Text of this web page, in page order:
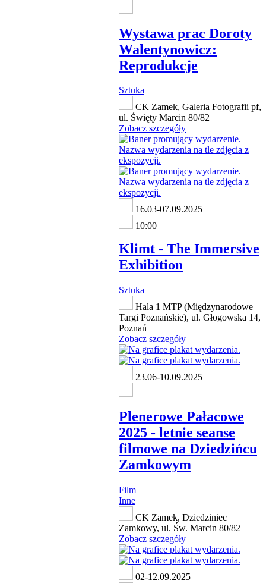
Wystawa prac Doroty
Walentynowicz:
Reprodukcje
Sztuka
CK Zamek, Galeria Fotografii pf,
ul. Święty Marcin 80/82
Zobacz szczegóły
16.03-07.09.2025
10:00
Klimt - The Immersive
Exhibition
Sztuka
Hala 1 MTP (Międzynarodowe
Targi Poznańskie), ul. Głogowska 14,
Poznań
Zobacz szczegóły
23.06-10.09.2025
Plenerowe Pałacowe
2025 - letnie seanse
filmowe na Dziedzińcu
Zamkowym
Film
Inne
CK Zamek, Dziedziniec
Zamkowy, ul. Św. Marcin 80/82
Zobacz szczegóły
02-12.09.2025